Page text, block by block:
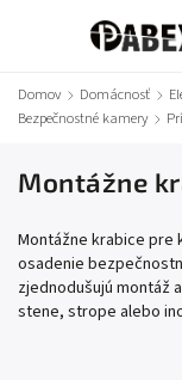
Domov / Domácnosť /
Bezpečnostné kamery /
Montážne
Montážne krabice pre
osadenie
zjednodušujú montáž
stene, strope alebo